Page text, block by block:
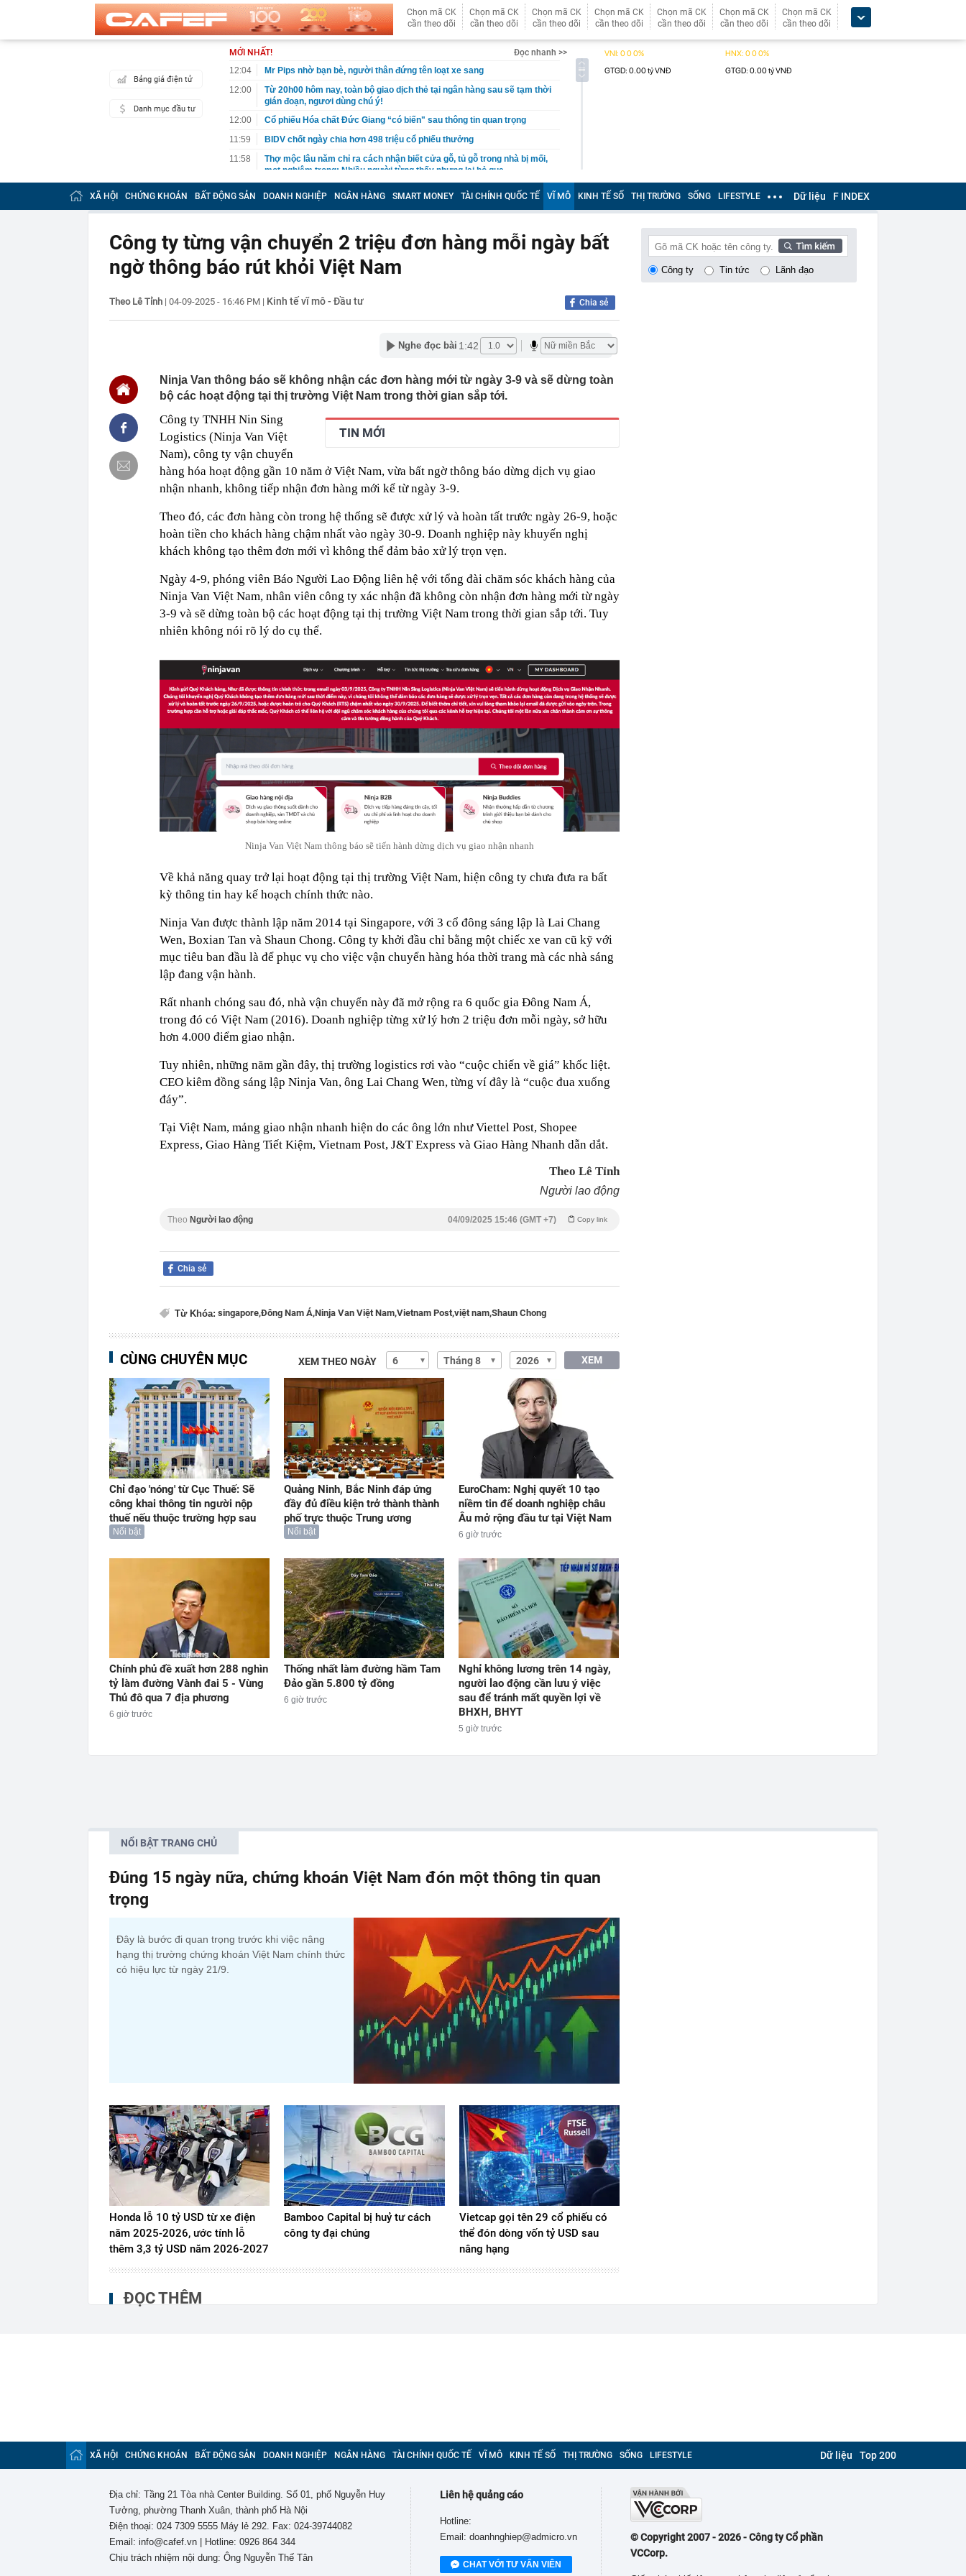
Chọn mã CK
cần theo dõi
Chọn mã CK
cần theo dõi
Chọn mã CK
cần theo dõi
Chọn mã CK
cần theo dõi
Chọn mã CK
cần theo dõi
Chọn mã CK
cần theo dõi
Chọn mã CK
cần theo dõi
Bảng giá điện tử
Danh mục đầu tư
MỚI NHẤT!
Đọc nhanh >>
12:04
Mr Pips nhờ bạn bè, người thân đứng tên loạt xe sang
12:00
Từ 20h00 hôm nay, toàn bộ giao dịch thẻ tại ngân hàng sau sẽ tạm thời
gián đoạn, ngươi dùng chú ý!
12:00
Cổ phiếu Hóa chất Đức Giang “có biến" sau thông tin quan trọng
11:59
BIDV chốt ngày chia hơn 498 triệu cổ phiếu thưởng
11:58
Thợ mộc lâu năm chỉ ra cách nhận biết cửa gỗ, tủ gỗ trong nhà bị mối,
mọt nghiêm trọng: Nhiều người từng thấy nhưng lại bỏ qua
11:56
Điện Máy Xanh chính thức giao dịch trên HoSE: Chốt trả cổ tức tiền
mặt 5.000 tỷ đồng ngay trong tháng 8
thác với chi phí siêu rẻ, Mỹ lập tức tìm tới
11:45
Một tập đoàn gửi gần 167.000 tỷ đồng tại ngân hàng, chiếm hơn một
nửa tổng tài sản, được hưởng lãi suất lên tới 8,9%/năm, thu về gần
5.000 tỷ đồng tiền lãi
khoản tiền tiết kiệm chẳng thấm vào đâu
11:40
Công an thông báo người dân không gửi hình ảnh, thông tin sau qua
Vì sao muỗi vo ve trong bóng tối, nhưng lập tức biến mất khi bật đèn?
rộng đầu tư tại Việt Nam
11:30
Chi phí xây nhà 2 tầng mái Nhật 90m² khoảng bao nhiêu?
11:25
Một phụ nữ nhặt được bé trai bị bỏ rơi, nuôi khôn lớn, chia cả căn nhà:
Kết cục sau 24 năm khiến nhiều người xúc động
11:22
Anh em của vàng bất ngờ tăng giá 5% chỉ trong một phiên: Điều gì
đang xảy ra?
Đề xuất phương án NGHỈ TẾT NGUYÊN ĐÁN ĐINH MÙI, NGHỈ LỄ
QUỐC KHÁNH 2027
11:21
Phong tỏa khu vực, thu giữ 266 hiện vật vàng trị giá hơn 26 tỷ đồng do
một cặp vợ chồng phát hiện khi thay sàn nhà
Lý do Suneo không thể thay thế trong Doraemon
Bamboo Capital bị huỷ tư cách công ty đại chúng
11:13
CEO DeepMind từ chức, 'công thần' lâu năm rời tập đoàn thành lập
startup riêng: Cuộc đại tháo chạy nhân tài tại Google
XÃ HỘI CHỨNG KHOÁN BẤT ĐỘNG SẢN DOANH NGHIỆP NGÂN HÀNG SMART MONEY TÀI CHÍNH QUỐC TẾ VĨ MÔ KINH TẾ SỐ THỊ TRƯỜNG SỐNG LIFESTYLE Dữ liệu F INDEX
Công ty từng vận chuyển 2 triệu đơn hàng mỗi ngày bất
ngờ thông báo rút khỏi Việt Nam
Theo Lê Tỉnh | 04-09-2025 - 16:46 PM | Kinh tế vĩ mô - Đầu tư Chia sẻ
Nghe đọc bài 1:42
Ninja Van thông báo sẽ không nhận các đơn hàng mới từ ngày 3-9 và sẽ dừng toàn
bộ các hoạt động tại thị trường Việt Nam trong thời gian sắp tới.
TIN MỚI
Công ty TNHH Nin Sing
Logistics (Ninja Van Việt
Nam), công ty vận chuyển
hàng hóa hoạt động gần 10 năm ở Việt Nam, vừa bất ngờ thông báo dừng dịch vụ giao
nhận nhanh, không tiếp nhận đơn hàng mới kể từ ngày 3-9.
Theo đó, các đơn hàng còn trong hệ thống sẽ được xử lý và hoàn tất trước ngày 26-9, hoặc
hoàn tiền cho khách hàng chậm nhất vào ngày 30-9. Doanh nghiệp này khuyến nghị
khách không tạo thêm đơn mới vì không thể đảm bảo xử lý trọn vẹn.
Ngày 4-9, phóng viên Báo Người Lao Động liên hệ với tổng đài chăm sóc khách hàng của
Ninja Van Việt Nam, nhân viên công ty xác nhận đã không còn nhận đơn hàng mới từ ngày
3-9 và sẽ dừng toàn bộ các hoạt động tại thị trường Việt Nam trong thời gian sắp tới. Tuy
nhiên không nói rõ lý do cụ thể.
Ninja Van Việt Nam thông báo sẽ tiến hành dừng dịch vụ giao nhận nhanh
Về khả năng quay trở lại hoạt động tại thị trường Việt Nam, hiện công ty chưa đưa ra bất
kỳ thông tin hay kế hoạch chính thức nào.
Ninja Van được thành lập năm 2014 tại Singapore, với 3 cổ đông sáng lập là Lai Chang
Wen, Boxian Tan và Shaun Chong. Công ty khởi đầu chỉ bằng một chiếc xe van cũ kỹ với
mục tiêu ban đầu là để phục vụ cho việc vận chuyển hàng hóa thời trang mà các nhà sáng
lập đang vận hành.
Rất nhanh chóng sau đó, nhà vận chuyển này đã mở rộng ra 6 quốc gia Đông Nam Á,
trong đó có Việt Nam (2016). Doanh nghiệp từng xử lý hơn 2 triệu đơn mỗi ngày, sở hữu
hơn 4.000 điểm giao nhận.
Tuy nhiên, những năm gần đây, thị trường logistics rơi vào “cuộc chiến về giá” khốc liệt.
CEO kiêm đồng sáng lập Ninja Van, ông Lai Chang Wen, từng ví đây là “cuộc đua xuống
đáy”.
Tại Việt Nam, mảng giao nhận nhanh hiện do các ông lớn như Viettel Post, Shopee
Express, Giao Hàng Tiết Kiệm, Vietnam Post, J&T Express và Giao Hàng Nhanh dẫn dắt.
Theo Lê Tỉnh
Người lao động
Theo Người lao động Copy link
04/09/2025 15:46 (GMT +7)
Chia sẻ
Từ Khóa: singapore,Đông Nam Á,Ninja Van Việt Nam,Vietnam Post,việt nam,Shaun Chong
CÙNG CHUYÊN MỤC XEM THEO NGÀY XEM
Chỉ đạo 'nóng' từ Cục Thuế: Sẽ
công khai thông tin người nộp
thuế nếu thuộc trường hợp sau
Nổi bật
Quảng Ninh, Bắc Ninh đáp ứng
đầy đủ điều kiện trở thành thành
phố trực thuộc Trung ương
Nổi bật
EuroCham: Nghị quyết 10 tạo
niềm tin để doanh nghiệp châu
Âu mở rộng đầu tư tại Việt Nam
6 giờ trước
Chính phủ đề xuất hơn 288 nghìn
tỷ làm đường Vành đai 5 - Vùng
Thủ đô qua 7 địa phương
6 giờ trước
Thống nhất làm đường hầm Tam
Đảo gần 5.800 tỷ đồng
6 giờ trước
Nghỉ không lương trên 14 ngày,
người lao động cần lưu ý việc
sau để tránh mất quyền lợi về
BHXH, BHYT
5 giờ trước
Công ty Tin tức Lãnh đạo
NỔI BẬT TRANG CHỦ
Đúng 15 ngày nữa, chứng khoán Việt Nam đón một thông tin quan
trọng
Đây là bước đi quan trọng trước khi việc nâng
hạng thị trường chứng khoán Việt Nam chính thức
có hiệu lực từ ngày 21/9.
Honda lỗ 10 tỷ USD từ xe điện
năm 2025-2026, ước tính lỗ
thêm 3,3 tỷ USD năm 2026-2027
Bamboo Capital bị huỷ tư cách
công ty đại chúng
Vietcap gọi tên 29 cổ phiếu có
thể đón dòng vốn tỷ USD sau
nâng hạng
ĐỌC THÊM
XÃ HỘI CHỨNG KHOÁN BẤT ĐỘNG SẢN DOANH NGHIỆP NGÂN HÀNG TÀI CHÍNH QUỐC TẾ VĨ MÔ KINH TẾ SỐ THỊ TRƯỜNG SỐNG LIFESTYLE Dữ liệu Top 200
Địa chỉ: Tầng 21 Tòa nhà Center Building. Số 01, phố Nguyễn Huy
Tưởng, phường Thanh Xuân, thành phố Hà Nội
Điện thoại: 024 7309 5555 Máy lẻ 292. Fax: 024-39744082
Email: info@cafef.vn | Hotline: 0926 864 344
Chịu trách nhiệm nội dung: Ông Nguyễn Thế Tân
Liên hệ quảng cáo
Hotline:
Email: doanhnghiep@admicro.vn
CHAT VỚI TƯ VẤN VIÊN
© Copyright 2007 - 2026 - Công ty Cổ phần
VCCorp.